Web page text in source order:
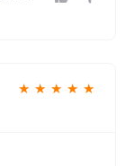
★ ★ ★ ★ ★